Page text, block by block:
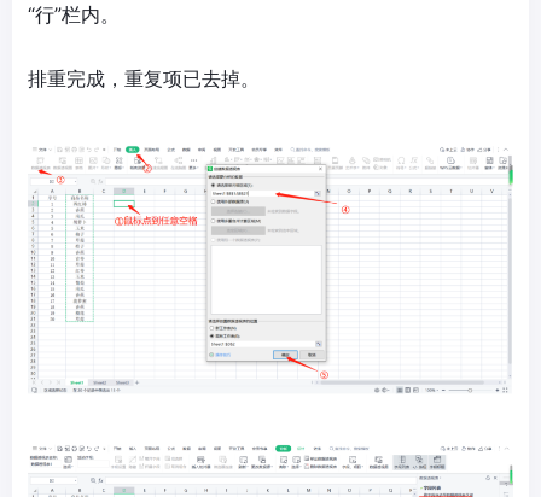
“行”栏内。
排重完成，重复项已去掉。